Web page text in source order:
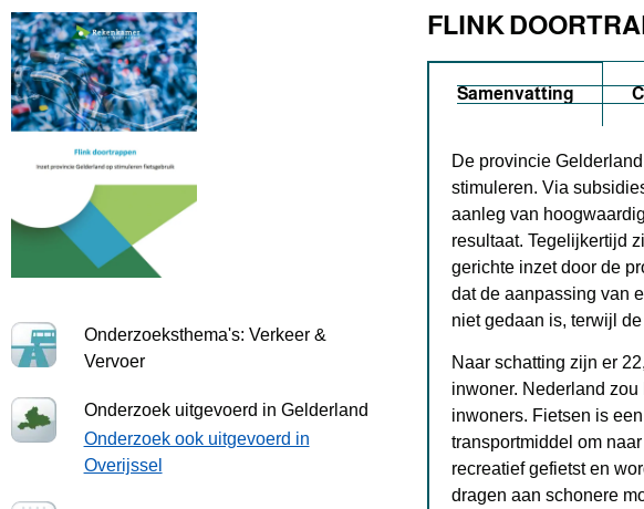
Onderzoeksthema's: Verkeer &
Vervoer
Onderzoek uitgevoerd in Gelderland
Onderzoek ook uitgevoerd in
Overijssel
FLINK
Samenvatting
De provincie
stimuleren. Via
aanleg van
resultaat. Tegelijkertijd
gerichte inzet door de
dat de aanpassing van
niet gedaan is, terwijl
Naar schatting zijn er
inwoner. Nederland
inwoners. Fietsen is
transportmiddel om
recreatief gefietst en
dragen aan schonere